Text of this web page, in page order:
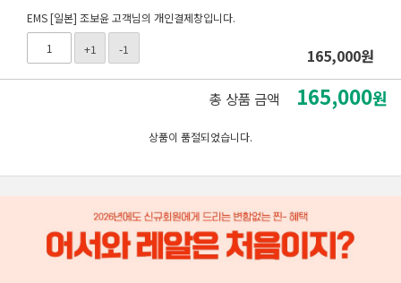
EMS [일본] 조보윤 고객님의 개인결제창입니다.
+1 -1 165,000원
총 상품 금액 165,000원
상품이 품절되었습니다.